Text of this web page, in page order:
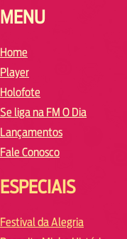
MENU
Home
Player
Holofote
Se liga na FM O Dia
Lançamentos
Fale Conosco
ESPECIAIS
Festival da Alegria